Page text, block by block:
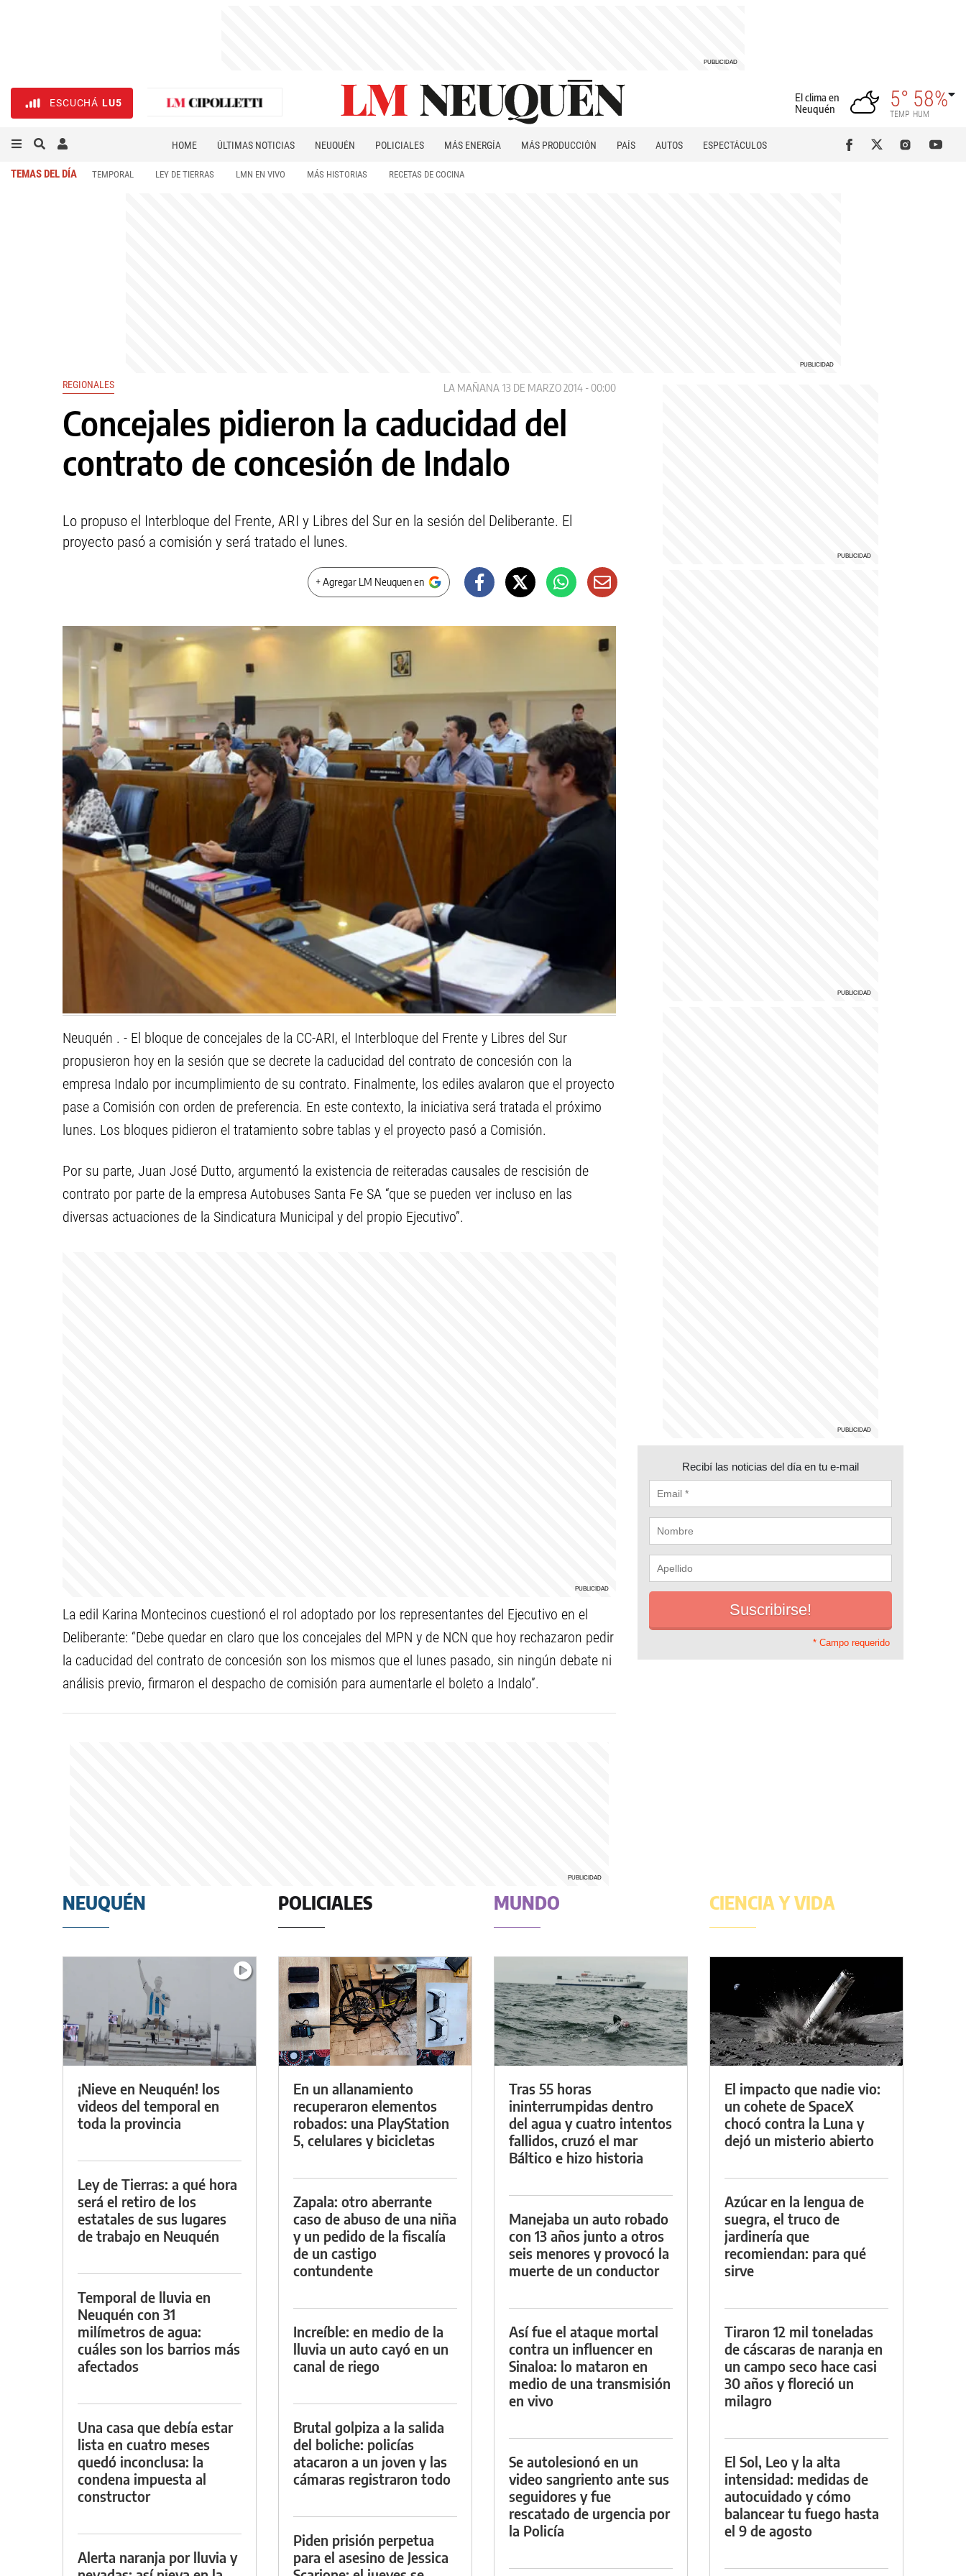
ESCUCHÁ LU5
El clima en
Neuquén
5°
TEMP
58%
HUM
HOME ÚLTIMAS NOTICIAS NEUQUÉN POLICIALES MÁS ENERGÍA MÁS PRODUCCIÓN PAÍS AUTOS
ESPECTÁCULOS
TEMAS DEL DÍA TEMPORAL LEY DE TIERRAS LMN EN VIVO MÁS HISTORIAS RECETAS DE COCINA
REGIONALES LA MAÑANA 13 DE MARZO 2014 - 00:00
Concejales pidieron la caducidad del
contrato de concesión de Indalo
Lo propuso el Interbloque del Frente, ARI y Libres del Sur en la sesión del Deliberante. El
proyecto pasó a comisión y será tratado el lunes.
+ Agregar LM Neuquen en
Neuquén . - El bloque de concejales de la CC-ARI, el Interbloque del Frente y Libres del Sur
propusieron hoy en la sesión que se decrete la caducidad del contrato de concesión con la
empresa Indalo por incumplimiento de su contrato. Finalmente, los ediles avalaron que el proyecto
pase a Comisión con orden de preferencia. En este contexto, la iniciativa será tratada el próximo
lunes. Los bloques pidieron el tratamiento sobre tablas y el proyecto pasó a Comisión.
Por su parte, Juan José Dutto, argumentó la existencia de reiteradas causales de rescisión de
contrato por parte de la empresa Autobuses Santa Fe SA “que se pueden ver incluso en las
diversas actuaciones de la Sindicatura Municipal y del propio Ejecutivo”.
La edil Karina Montecinos cuestionó el rol adoptado por los representantes del Ejecutivo en el
Deliberante: “Debe quedar en claro que los concejales del MPN y de NCN que hoy rechazaron pedir
la caducidad del contrato de concesión son los mismos que el lunes pasado, sin ningún debate ni
análisis previo, firmaron el despacho de comisión para aumentarle el boleto a Indalo”.
Recibí las noticias del día en tu e-mail
* Campo requerido
NEUQUÉN
¡Nieve en Neuquén! los
videos del temporal en
toda la provincia
Ley de Tierras: a qué hora
será el retiro de los
estatales de sus lugares
de trabajo en Neuquén
Temporal de lluvia en
Neuquén con 31
milímetros de agua:
cuáles son los barrios más
afectados
Una casa que debía estar
lista en cuatro meses
quedó inconclusa: la
condena impuesta al
constructor
Alerta naranja por lluvia y
POLICIALES
En un allanamiento
recuperaron elementos
robados: una PlayStation
5, celulares y bicicletas
Zapala: otro aberrante
caso de abuso de una niña
y un pedido de la fiscalía
de un castigo
contundente
Increíble: en medio de la
lluvia un auto cayó en un
canal de riego
Brutal golpiza a la salida
del boliche: policías
atacaron a un joven y las
cámaras registraron todo
Piden prisión perpetua
para el asesino de Jessica
MUNDO
Tras 55 horas
ininterrumpidas dentro
del agua y cuatro intentos
fallidos, cruzó el mar
Báltico e hizo historia
Manejaba un auto robado
con 13 años junto a otros
seis menores y provocó la
muerte de un conductor
Así fue el ataque mortal
contra un influencer en
Sinaloa: lo mataron en
medio de una transmisión
en vivo
Se autolesionó en un
video sangriento ante sus
seguidores y fue
rescatado de urgencia por
la Policía
CIENCIA Y VIDA
El impacto que nadie vio:
un cohete de SpaceX
chocó contra la Luna y
dejó un misterio abierto
Azúcar en la lengua de
suegra, el truco de
jardinería que
recomiendan: para qué
sirve
Tiraron 12 mil toneladas
de cáscaras de naranja en
un campo seco hace casi
30 años y floreció un
milagro
El Sol, Leo y la alta
intensidad: medidas de
autocuidado y cómo
balancear tu fuego hasta
el 9 de agosto